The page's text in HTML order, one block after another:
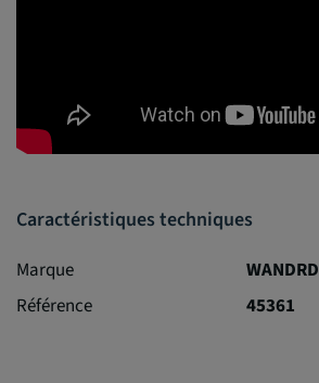
Caractéristiques techniques
Marque
WANDRD
Référence
45361